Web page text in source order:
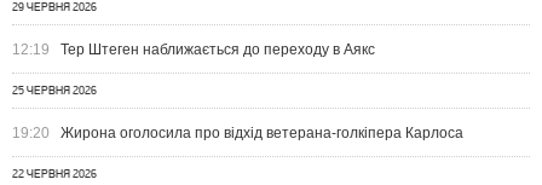
29 ЧЕРВНЯ 2026
12:19 Тер Штеген наближається до переходу в Аякс
25 ЧЕРВНЯ 2026
19:20 Жирона оголосила про відхід ветерана-голкіпера Карлоса
22 ЧЕРВНЯ 2026